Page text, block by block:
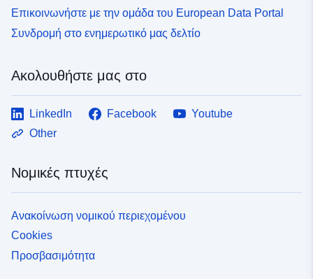
Επικοινωνήστε με την ομάδα του European Data Portal
Συνδρομή στο ενημερωτικό μας δελτίο
Ακολουθήστε μας στο
LinkedIn Facebook
Youtube
Other
Νομικές πτυχές
Ανακοίνωση νομικού περιεχομένου
Cookies
Προσβασιμότητα